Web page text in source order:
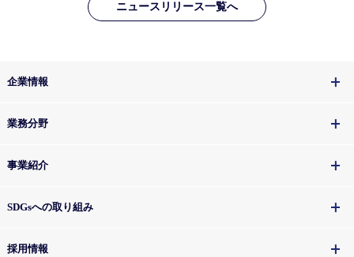
ニュースリリース一覧へ
企業情報
業務分野
事業紹介
SDGsへの取り組み
採用情報